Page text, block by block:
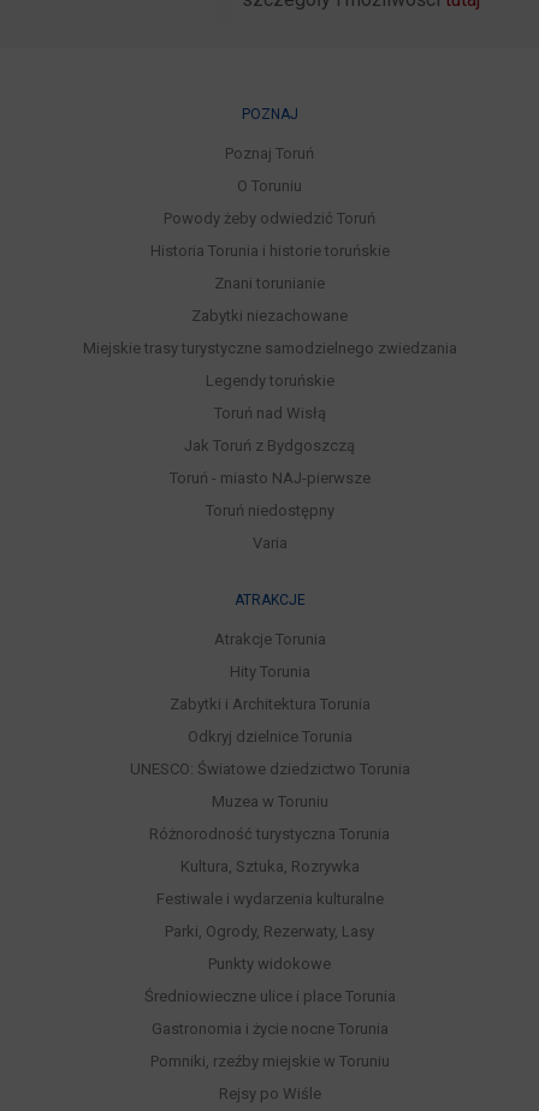
POZNAJ
Poznaj Toruń
O Toruniu
Powody żeby odwiedzić Toruń
Historia Torunia i historie toruńskie
Znani torunianie
Zabytki niezachowane
Miejskie trasy turystyczne samodzielnego zwiedzania
Legendy toruńskie
Toruń nad Wisłą
Jak Toruń z Bydgoszczą
Toruń - miasto NAJ-pierwsze
Toruń niedostępny
Varia
ATRAKCJE
Atrakcje Torunia
Hity Torunia
Zabytki i Architektura Torunia
Odkryj dzielnice Torunia
UNESCO: Światowe dziedzictwo Torunia
Muzea w Toruniu
Różnorodność turystyczna Torunia
Kultura, Sztuka, Rozrywka
Festiwale i wydarzenia kulturalne
Parki, Ogrody, Rezerwaty, Lasy
Punkty widokowe
Średniowieczne ulice i place Torunia
Gastronomia i życie nocne Torunia
Pomniki, rzeźby miejskie w Toruniu
Rejsy po Wiśle